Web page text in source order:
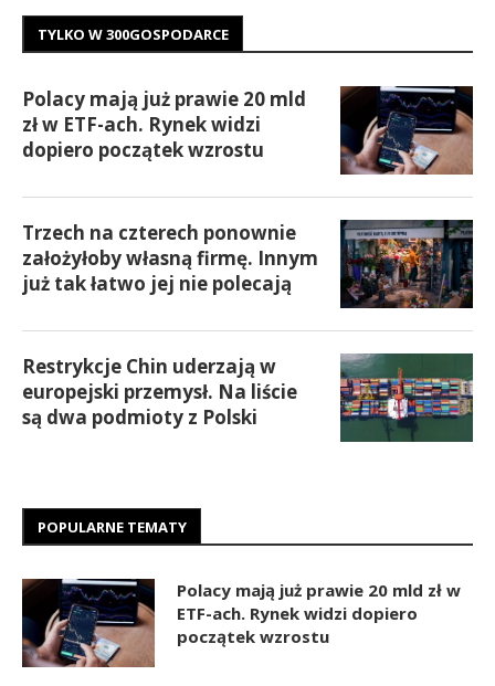
TYLKO W 300GOSPODARCE
Polacy mają już prawie 20 mld
zł w ETF-ach. Rynek widzi
dopiero początek wzrostu
Trzech na czterech ponownie
założyłoby własną firmę. Innym
już tak łatwo jej nie polecają
Restrykcje Chin uderzają w
europejski przemysł. Na liście
są dwa podmioty z Polski
POPULARNE TEMATY
Polacy mają już prawie 20 mld zł w
ETF-ach. Rynek widzi dopiero
początek wzrostu